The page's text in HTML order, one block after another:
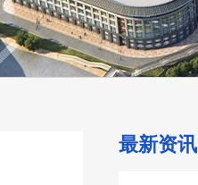
最新资讯